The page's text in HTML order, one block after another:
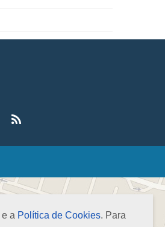
e a Política de Cookies. Para